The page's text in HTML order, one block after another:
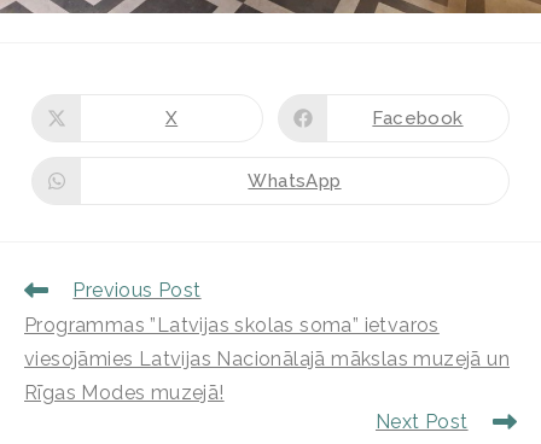
X Facebook
WhatsApp
Previous Post
Programmas ”Latvijas skolas soma” ietvaros
viesojāmies Latvijas Nacionālajā mākslas muzejā un
Rīgas Modes muzejā!
Next Post